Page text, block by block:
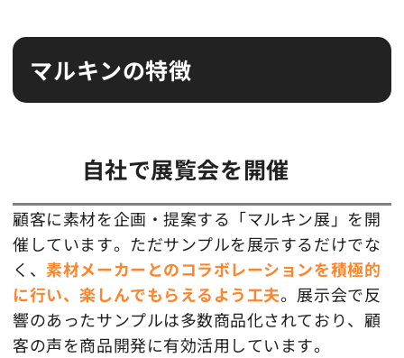
マルキンの特徴
自社で展覧会を開催
顧客に素材を企画・提案する「マルキン展」を開
催しています。ただサンプルを展示するだけでな
く、 素材メーカーとのコラボレーションを積極的
に行い、楽しんでもらえるよう工夫。展示会で反
響のあったサンプルは多数商品化されており、顧
客の声を商品開発に有効活用しています。